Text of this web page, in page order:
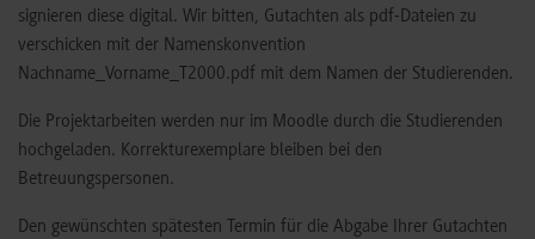
signieren diese digital. Wir bitten, Gutachten als pdf-Dateien zu
verschicken mit der Namenskonvention
Nachname_Vorname_T2000.pdf mit dem Namen der Studierenden.
Die Projektarbeiten werden nur im Moodle durch die Studierenden
hochgeladen. Korrekturexemplare bleiben bei den
Betreuungspersonen.
Den gewünschten spätesten Termin für die Abgabe Ihrer Gutachten